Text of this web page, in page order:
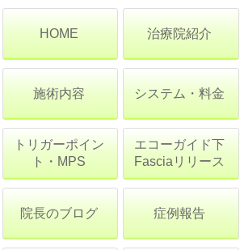
HOME 治療院紹介
施術内容 システム・料金
トリガーポイン
ト・MPS
エコーガイド下
Fasciaリリース
院長のブログ 症例報告